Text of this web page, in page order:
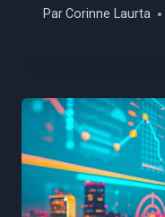
ParCorinne Laurta